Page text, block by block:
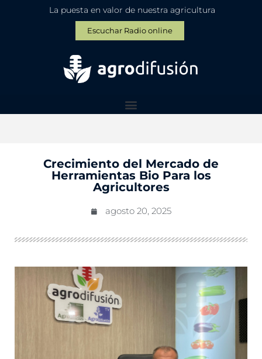
La puesta en valor de nuestra agricultura
Escuchar Radio online
Crecimiento del Mercado de
Herramientas Bio Para los
Agricultores
agosto 20, 2025